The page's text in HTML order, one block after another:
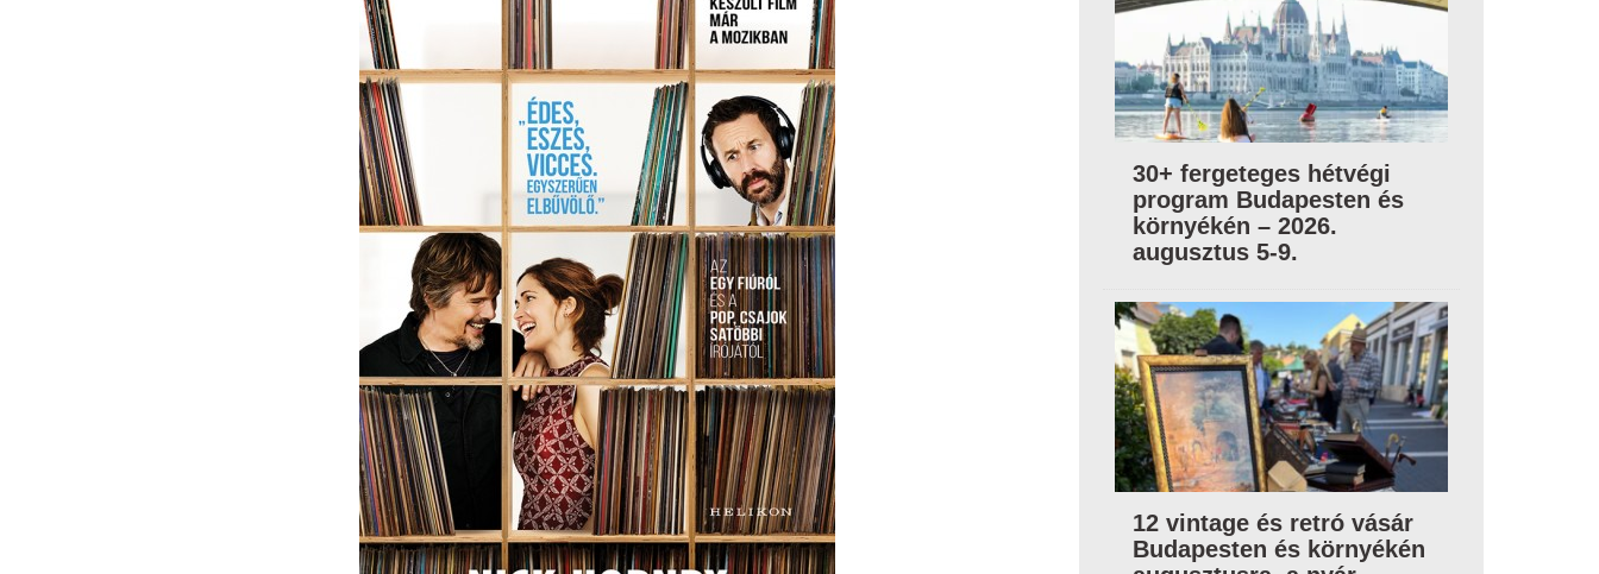
30+ fergeteges hétvégi
program Budapesten és
környékén – 2026.
augusztus 5-9.
12 vintage és retró vásár
Budapesten és környékén